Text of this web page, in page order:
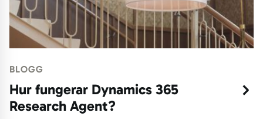
BLOGG
Hur fungerar Dynamics 365
Research Agent?